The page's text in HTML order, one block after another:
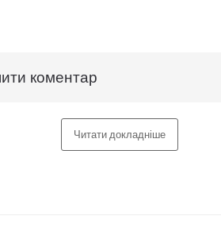
коментар
Читати докладніше